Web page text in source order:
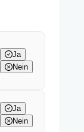
Ja
Nein
Ja
Nein